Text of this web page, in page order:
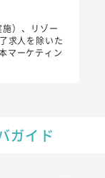
）、リゾー
求人を除いた
マーケティン
ガイド